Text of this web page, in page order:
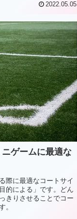
2022.05.05
ゲームに最適な
際に最適なコートサイ
的による」です。どん
きりさせることでコー
。